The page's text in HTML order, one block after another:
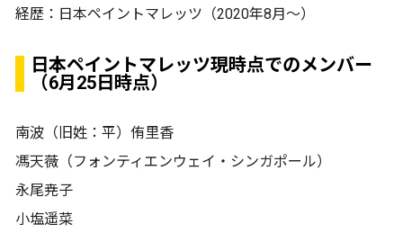
経歴：日本ペイントマレッツ（2020年8月～）
日本ペイントマレッツ現時点でのメンバー
（6月25日時点）
南波（旧姓：平）侑里香
馮天薇（フォンティエンウェイ・シンガポール）
永尾尭子
小塩遥菜